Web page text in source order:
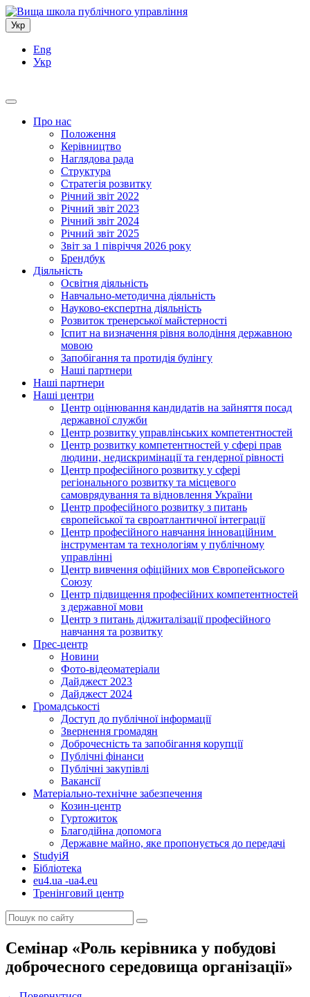
Укр
Eng
Укр
Про нас
Положення
Керівництво
Наглядова рада
Структура
Стратегія розвитку
Річний звіт 2022
Річний звіт 2023
Річний звіт 2024
Річний звіт 2025
Звіт за 1 півріччя 2026 року
Брендбук
Діяльність
Освітня діяльність
Навчально-методична діяльність
Науково-експертна діяльність
Розвиток тренерської майстерності
Іспит на визначення рівня володіння державною
мовою
Запобігання та протидія булінгу
Наші партнери
Наші партнери
Наші центри
Центр оцінювання кандидатів на зайняття посад
державної служби
Центр розвитку управлінських компетентностей
Центр розвитку компетентностей у сфері прав
людини, недискримінації та гендерної рівності
Центр професійного розвитку у сфері
регіонального розвитку та місцевого
самоврядування та відновлення України
Центр професійного розвитку з питань
європейської та євроатлантичної інтеграції
Центр професійного навчання інноваційним
інструментам та технологіям у публічному
управлінні
Центр вивчення офіційних мов Європейського
Союзу
Центр підвищення професійних компетентностей
з державної мови
Центр з питань діджиталізації професійного
навчання та розвитку
Прес-центр
Новини
Фото-відеоматеріали
Дайджест 2023
Дайджест 2024
Громадськості
Доступ до публічної інформації
Звернення громадян
Доброчесність та запобігання корупції
Публічні фінанси
Публічні закупівлі
Вакансії
Матеріально-технічне забезпечення
Козин-центр
Гуртожиток
Благодійна допомога
Державне майно, яке пропонується до передачі
StudyіЯ
Бібліотека
eu4.ua -ua4.eu
Тренінговий центр
Семінар «Роль керівника у побудові
доброчесного середовища організації»